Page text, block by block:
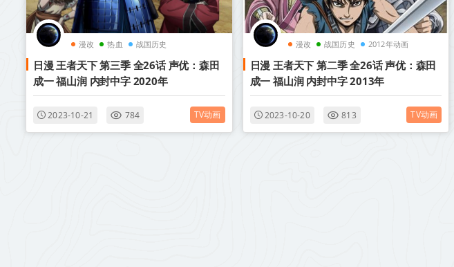
漫改 热血 战国历史
日漫 王者天下 第三季 全26话 声优：森田
成一 福山润 内封中字 2020年
2023-10-21 784 TV动画
漫改 战国历史 2012年动画
日漫 王者天下 第二季 全26话 声优：森田
成一 福山润 内封中字 2013年
2023-10-20 813 TV动画